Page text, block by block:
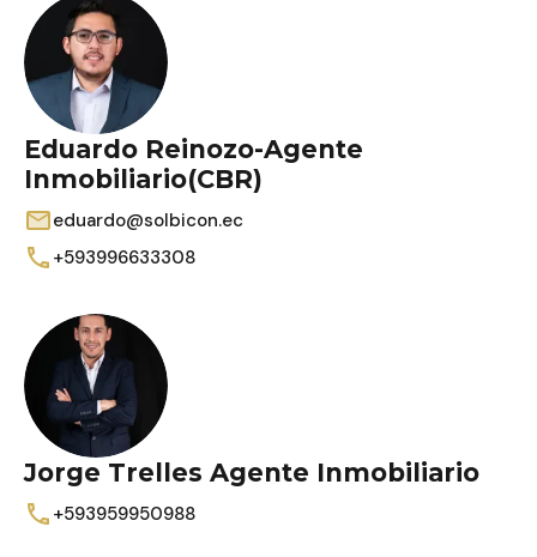
Eduardo Reinozo-Agente
Inmobiliario(CBR)
eduardo@solbicon.ec
+593996633308
Jorge Trelles Agente Inmobiliario
+593959950988